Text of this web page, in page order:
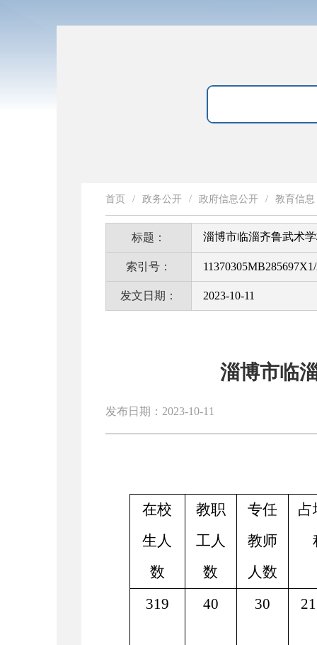
首页 / 政务公开 / 政府信息公开 / 教育信息
标题： 淄博市临淄齐鲁武术
索引号：
发文日期： 2023-10-11
淄博市临
发布日期：2023-10-11
在校
生人
数
教职
工人
数
专任
教师
人数
占
319 40 30